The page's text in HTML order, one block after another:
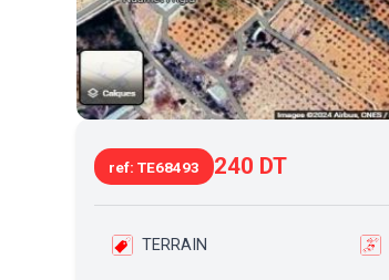
ref: TE68493 240 DT
TERRAIN